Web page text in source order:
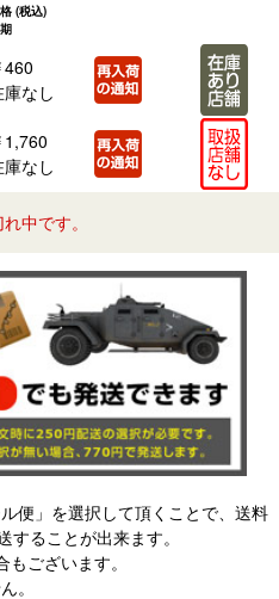
(税込)
460
庫なし
1,760
庫なし
中です。
便」を選択して頂くことで、送料
ることが出来ます。
ございます。
。